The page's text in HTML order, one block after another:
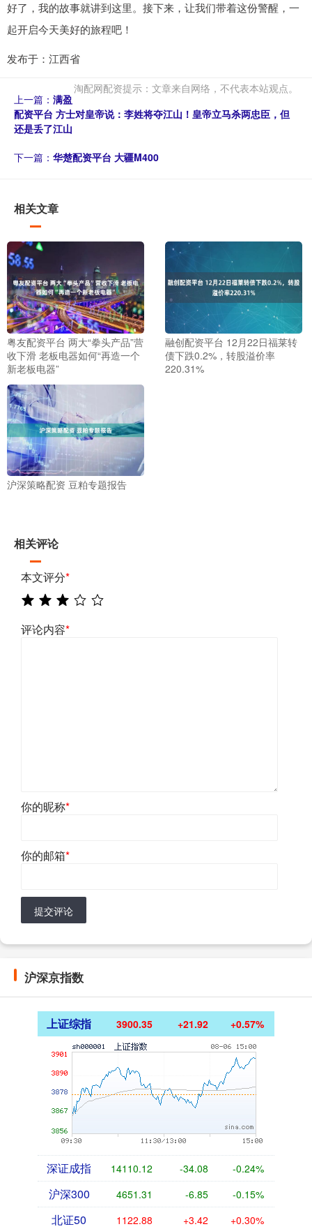
好了，我的故事就讲到这里。接下来，让我们带着这份警醒，一
起开启今天美好的旅程吧！
发布于：江西省
淘配网配资提示：文章来自网络，不代表本站观点。
上一篇： 满盈
配资平台 方士对皇帝说：李姓将夺江山！皇帝立马杀两忠臣，但
还是丢了江山
下一篇： 华楚配资平台 大疆M400
相关文章
粤友配资平台 两大“拳头产品”营
收下滑 老板电器如何“再造一个
新老板电器”
融创配资平台 12月22日福莱转
债下跌0.2%，转股溢价率
220.31%
沪深策略配资 豆粕专题报告
相关评论
本文评分*
评论内容*
你的昵称*
你的邮箱*
提交评论
沪深京指数
上证综指 3900.35 +21.92 +0.57%
深证成指 14110.12 -34.08 -0.24%
沪深300 4651.31 -6.85 -0.15%
北证50 1122.88 +3.42 +0.30%